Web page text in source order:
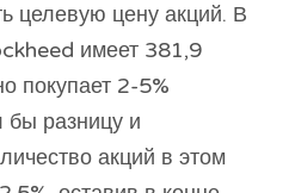
целевую цену акций. В
имеет 381,9
покупает 2-5%
бы разницу и
акций в этом